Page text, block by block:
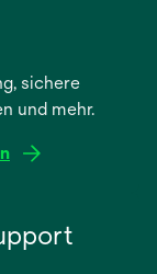
sichere
und mehr.